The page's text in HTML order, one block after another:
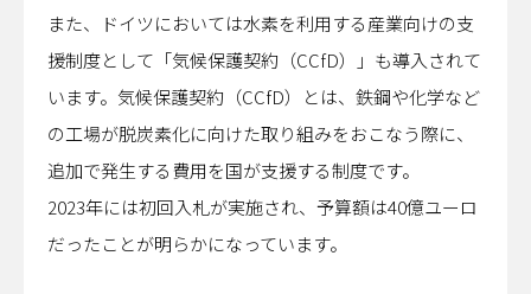
また、ドイツにおいては水素を利用する産業向けの支
援制度として「気候保護契約（CCfD）」も導入されて
います。気候保護契約（CCfD）とは、鉄鋼や化学など
の工場が脱炭素化に向けた取り組みをおこなう際に、
追加で発生する費用を国が支援する制度です。
2023年には初回入札が実施され、予算額は40億ユーロ
だったことが明らかになっています。